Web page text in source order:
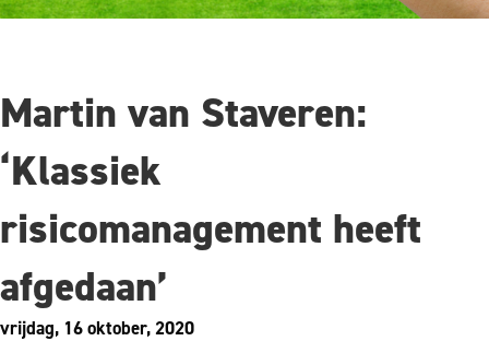
Martin van Staveren:
‘Klassiek
risicomanagement heeft
afgedaan’
vrijdag, 16 oktober, 2020